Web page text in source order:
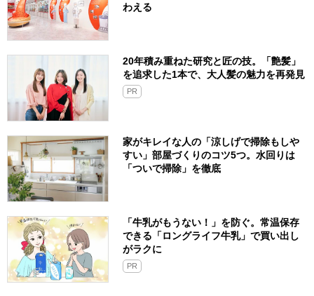
わえる
20年積み重ねた研究と匠の技。「艶髪」
を追求した1本で、大人髪の魅力を再発見
PR
家がキレイな人の「涼しげで掃除もしや
すい」部屋づくりのコツ5つ。水回りは
「ついで掃除」を徹底
「牛乳がもうない！」を防ぐ。常温保存
できる「ロングライフ牛乳」で買い出し
がラクに
PR